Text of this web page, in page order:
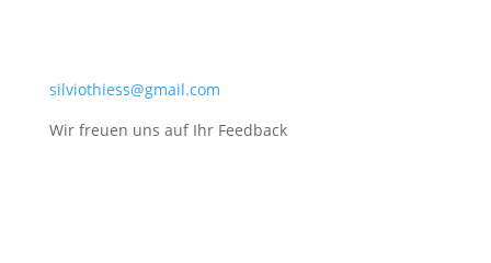
silviothiess@gmail.com
Wir freuen uns auf Ihr Feedback